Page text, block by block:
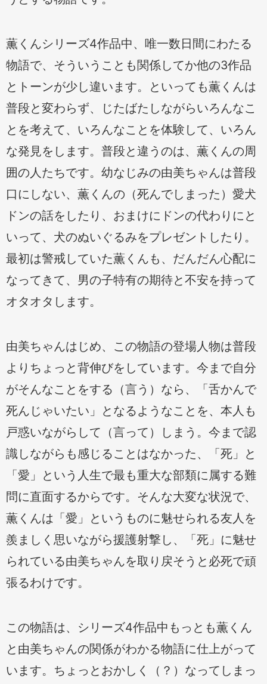
薫くんシリーズ4作品中、唯一数日間にわたる
物語で、そういうことも関係してか他の3作品
とトーンが少し違います。といっても薫くんは
普段と変わらず、じたばたしながらいろんなこ
とを考えて、いろんなことを体験して、いろん
な発見をします。普段と違うのは、薫くんの周
囲の人たちです。幼なじみの由美ちゃんは普段
口にしない、薫くんの（死んでしまった）愛犬
ドンの話をしたり、おまけにドンの代わりにと
いって、犬のぬいぐるみをプレゼントしたり。
最初は警戒していた薫くんも、だんだん心配に
なってきて、男の子特有の期待と不安を持って
オタオタします。
由美ちゃんはじめ、この物語の登場人物は普段
よりちょっと背伸びをしています。今まで自分
がそんなことをする（言う）なら、「舌かんで
死んじゃいたい」となるようなことを、本人も
戸惑いながらして（言って）しまう。今まで認
識しながらも感じることはなかった、「死」と
「愛」という人生で最も重大な部類に属する難
問に直面するからです。そんな大変な状況で、
薫くんは「愛」というものに魅せられる友人を
羨ましく思いながら援護射撃し、「死」に魅せ
られている由美ちゃんを取り戻そうと必死で頑
張るわけです。
この物語は、シリーズ4作品中もっとも薫くん
と由美ちゃんの関係がわかる物語に仕上がって
います。ちょっとおかしく（？）なってしまっ